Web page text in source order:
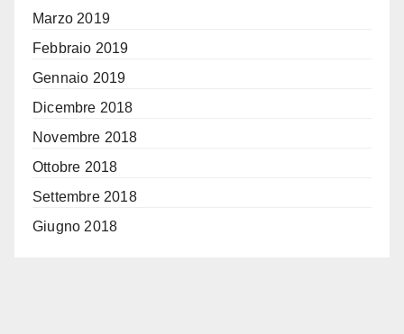
Marzo 2019
Febbraio 2019
Gennaio 2019
Dicembre 2018
Novembre 2018
Ottobre 2018
Settembre 2018
Giugno 2018